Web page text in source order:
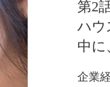
第2
ハウ
中に
企業